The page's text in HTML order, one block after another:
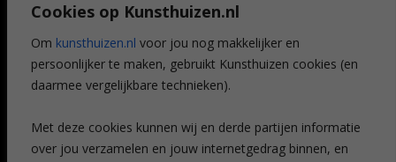
Cookies op Kunsthuizen.nl
Om kunsthuizen.nl voor jou nog makkelijker en
persoonlijker te maken, gebruikt Kunsthuizen cookies (en
daarmee vergelijkbare technieken).
Met deze cookies kunnen wij en derde partijen informatie
over jou verzamelen en jouw internetgedrag binnen, en
Voordelen
Veelgestelde vragen
CONTACT
Leiden
Amsterdam